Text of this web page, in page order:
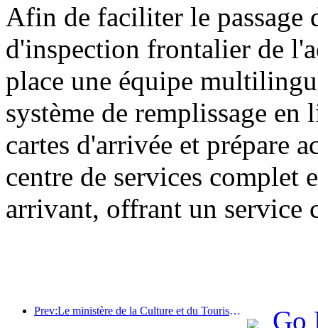
Afin de faciliter le passage
d'inspection frontalier de
place une équipe
système de remplissage
cartes d'arrivée et prépare
centre de services complet
arrivant, offrant un service
Prev:Le ministère de la Culture et du Tourisme a indiqué qu'en 2025, 16 994 sites touristiques de niveau A ont accueilli 7,51 milliards de visiteurs, générant des recettes touristiques de 554,49 milliards de yuans. Go